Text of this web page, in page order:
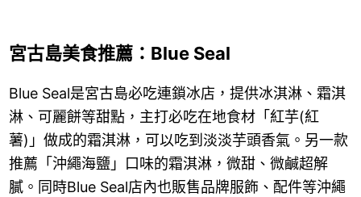
宮古島美食推薦：Blue Seal
Blue Seal是宮古島必吃連鎖冰店，提供冰淇淋、霜淇
淋、可麗餅等甜點，主打必吃在地食材「紅芋(紅
薯)」做成的霜淇淋，可以吃到淡淡芋頭香氣。另一款
推薦「沖繩海鹽」口味的霜淇淋，微甜、微鹹超解
膩。同時Blue Seal店內也販售品牌服飾、配件等沖繩